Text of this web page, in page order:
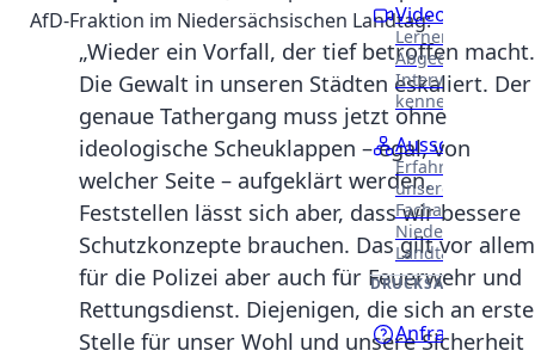
Videothek
Lernen Sie
Abgeordneten in
Interviews näher
kennen.
Ausschüsse
Erfahren Sie
unsere Arbeit in
Landtages.
DRUCKSACHEN
Anfragen
AfD-Fraktion im Niedersächsischen Landtag:
„Wieder ein Vorfall, der tief betroffen macht.
Die Gewalt in unseren Städten eskaliert. Der
genaue Tathergang muss jetzt ohne
ideologische Scheuklappen – egal, von
welcher Seite – aufgeklärt werden.
Feststellen lässt sich aber, dass wir bessere
Schutzkonzepte brauchen. Das gilt vor allem
für die Polizei aber auch für Feuerwehr und
Rettungsdienst. Diejenigen, die sich an
Stelle für unser Wohl und unsere Sicherheit